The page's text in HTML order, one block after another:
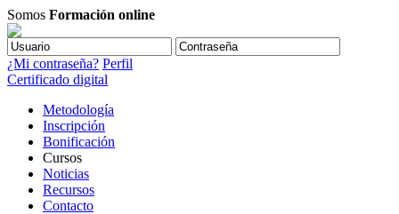
Somos Formación online
¿Mi contraseña? Perfil
Certificado digital
Metodología
Inscripción
Bonificación
Cursos
Noticias
Recursos
Contacto